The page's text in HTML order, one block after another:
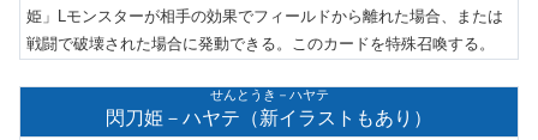
姫」Lモンスターが相手の効果でフィールドから離れた場合、または
戦闘で破壊された場合に発動できる。このカードを特殊召喚する。
せんとうき－ハヤテ
閃刀姫－ハヤテ（新イラストもあり）